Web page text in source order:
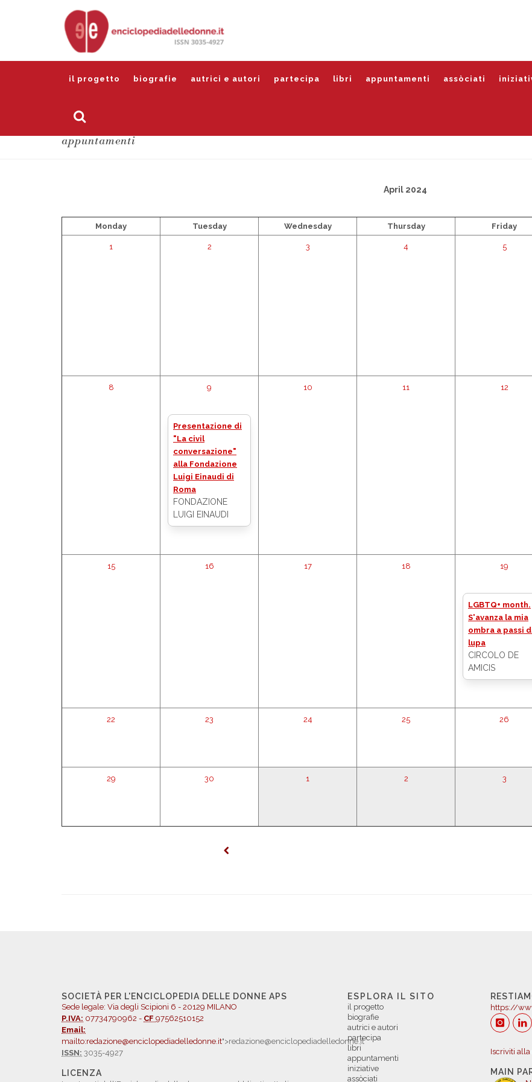
il progetto biografie autrici e autori partecipa libri appuntamenti assòciati
appuntamenti
April 2024
Monday Tuesday Wednesday Thursday Friday
1 2 3 4 5
8 9
Presentazione di
"La civil
conversazione"
alla Fondazione
Luigi Einaudi di
Roma
FONDAZIONE
LUIGI EINAUDI
10 11 12
15 16 17 18 19
LGBTQ+ month.
S'avanza la mia
ombra a passi
lupa
CIRCOLO DE
AMICIS
22 23 24 25 26
29 30 1 2 3
SOCIETÀ PER L'ENCICLOPEDIA DELLE DONNE APS
Sede legale: Via degli Scipioni 6 - 20129 MILANO
P.IVA: 07734790962 - CF 97562510152
Email:
mailto:redazione@enciclopediadelledonne.it">redazione@enciclopediadelledonne.it
ISSN: 3035-4927
LICENZA
ESPLORA IL SITO
il progetto
biografie
autrici e autori
partecipa
libri
appuntamenti
iniziative
assòciati
https://
Iscriviti
MAIN